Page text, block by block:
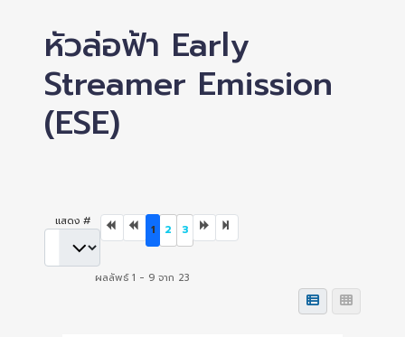
หัวล่อฟ้า Early
Streamer Emission
(ESE)
แสดง #
1 2 3
ผลลัพธ์ 1 - 9 จาก 23